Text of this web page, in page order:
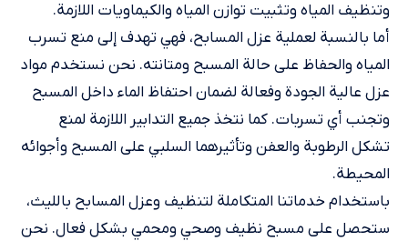
وتنظيف المياه وتثبيت توازن المياه والكيماويات اللازمة.
أما بالنسبة لعملية عزل المسابح، فهي تهدف إلى منع تسرب
المياه والحفاظ على حالة المسبح ومتانته. نحن نستخدم مواد
عزل عالية الجودة وفعالة لضمان احتفاظ الماء داخل المسبح
وتجنب أي تسربات. كما نتخذ جميع التدابير اللازمة لمنع
تشكل الرطوبة والعفن وتأثيرهما السلبي على المسبح وأجوائه
المحيطة.
باستخدام خدماتنا المتكاملة لتنظيف وعزل المسابح بالليث،
ستحصل على مسبح نظيف وصحي ومحمي بشكل فعال. نحن